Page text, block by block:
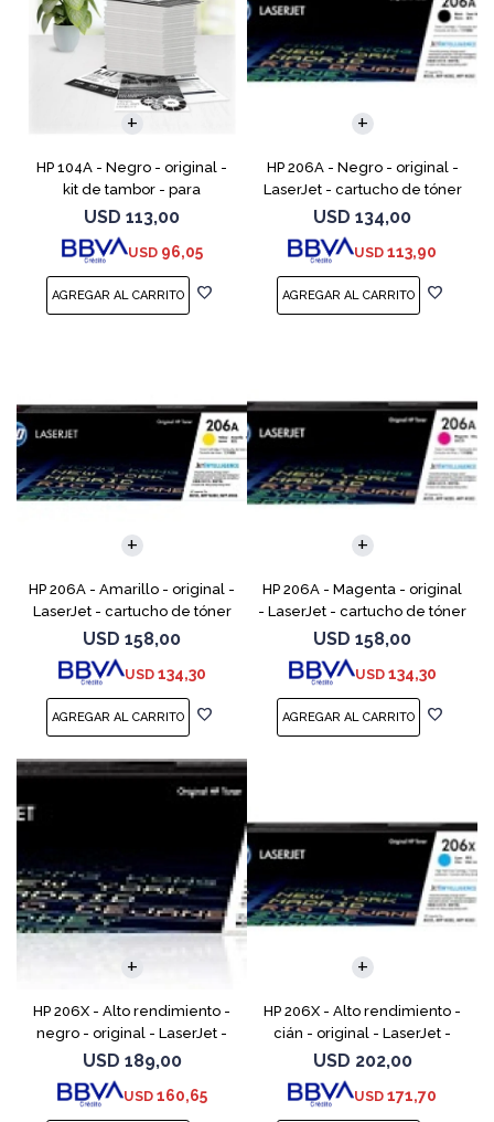
HP 104A - Negro - original -
kit de tambor - para
Neverstop Laser 1000a,
1000n, 1000w, MFP 1200a, MFP
1200n, MFP 1200nw, MFP 120
USD 113,00
USD 96,05
HP 206A - Negro - original -
LaserJet - cartucho de tóner
(W2110A) - para Color
LaserJet Pro M255, M283, MFP
M282, MFP M283
USD 134,00
USD 113,90
HP 206A - Amarillo - original -
LaserJet - cartucho de tóner
(W2112A) - para Color
LaserJet Pro M255, M283, MFP
M282, MFP M283
USD 158,00
USD 134,30
HP 206A - Magenta - original
- LaserJet - cartucho de tóner
(W2113A) - para Color
LaserJet Pro M255, M283, MFP
M282, MFP M283
USD 158,00
USD 134,30
HP 206X - Alto rendimiento -
negro - original - LaserJet -
cartucho de tóner (W2110X) -
para Color LaserJet Pro M255,
M283, MFP
USD 189,00
USD 160,65
HP 206X - Alto rendimiento -
cián - original - LaserJet -
cartucho de tóner (W2111X) -
para Color LaserJet Pro M255,
M283, MFP M
USD 202,00
USD 171,70